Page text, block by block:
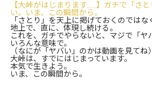
【大峠がはじまります……】ガチで「さ
い。いま、この瞬間から。
「さとり」を天上に掲げておくのではな
地上で、直に、体現し続ける。
これを、ガチでやらないと、マジで「ヤ
いろんな意味で。
（なにが「ヤバい」のかは動画を見てね）
大峠は、すでにはじまっています。
本気で生きよう。
いま、この瞬間から。